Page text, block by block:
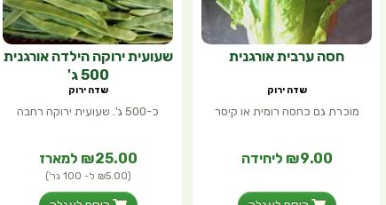
חסה ערבית אורגנית
שדה ירוק
מוכרת גם כחסה רומית או קיסר
₪9.00 ליחידה
שעועית ירוקה הילדה אורגנית
500 ג'
שדה ירוק
כ-500 ג'. שעועית ירוקה רחבה
₪25.00 למארז
(₪5.00 ל- 100 גר')